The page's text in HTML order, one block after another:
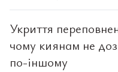
Укриття
чому киянам не
по-іншому